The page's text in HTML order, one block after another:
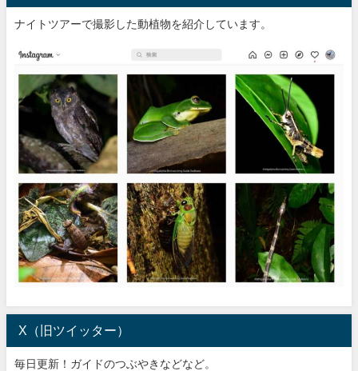
ナイトツアーで撮影した動植物を紹介しています。
X（旧ツイッター）
毎日更新！ガイドのつぶやきなどなど。